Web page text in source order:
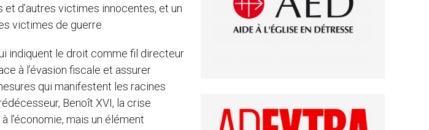
d’autres victimes innocentes, et un
victimes de guerre.
indiquent le droit comme fil directeur
à l’évasion fiscale et assurer
qui manifestent les racines
Benoît XVI, la crise
l’économie, mais un élément